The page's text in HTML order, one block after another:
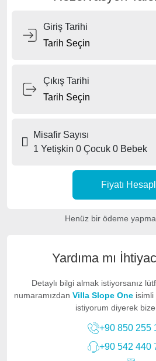
Giriş Tarihi
Çıkış Tarihi
Misafir Sayısı
1 Yetişkin 0 Çocuk 0 Bebek
Fiyatı
Henüz bir ödeme
Yardıma mı
Detaylı bilgi almak istiyorsanız
numaramızdan Villa Slope One isimli
istiyorum diyerek bize
+90 850 255
+90 542 440